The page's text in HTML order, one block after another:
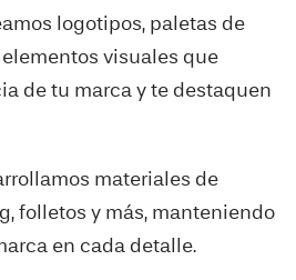
logotipos, paletas de
visuales que
de tu marca y te destaquen
materiales de
folletos y más, manteniendo
en cada detalle.